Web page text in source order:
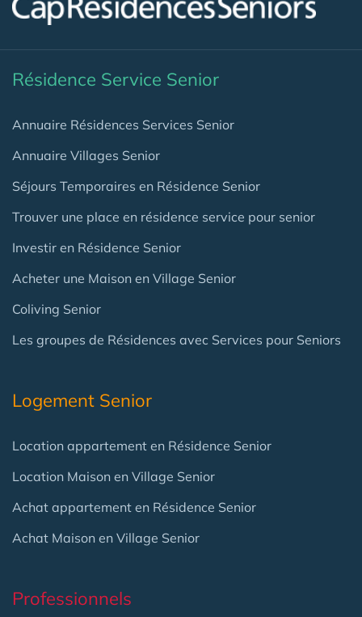
Résidence Service Senior
Annuaire Résidences Services Senior
Annuaire Villages Senior
Séjours Temporaires en Résidence Senior
Trouver une place en résidence service pour senior
Investir en Résidence Senior
Acheter une Maison en Village Senior
Coliving Senior
Les groupes de Résidences avec Services pour Seniors
Logement Senior
Location appartement en Résidence Senior
Location Maison en Village Senior
Achat appartement en Résidence Senior
Achat Maison en Village Senior
Professionnels